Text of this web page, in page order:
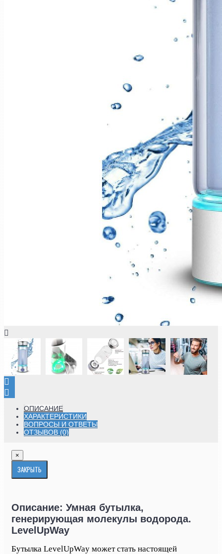
ОПИСАНИЕ
ХАРАКТЕРИСТИКИ
ВОПРОСЫ И ОТВЕТЫ
ОТЗЫВОВ (0)
×
ЗАКРЫТЬ
Описание: Умная бутылка,
генерирующая молекулы водорода.
LevelUpWay
Бутылка LevelUpWay может стать настоящей